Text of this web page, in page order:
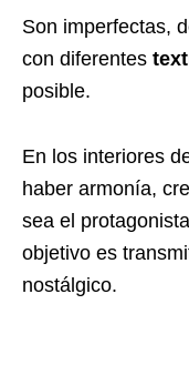
Son imperfectas,
con diferentes
posible.
En los interiores
haber armonía,
sea el
objetivo es
nostálgico.